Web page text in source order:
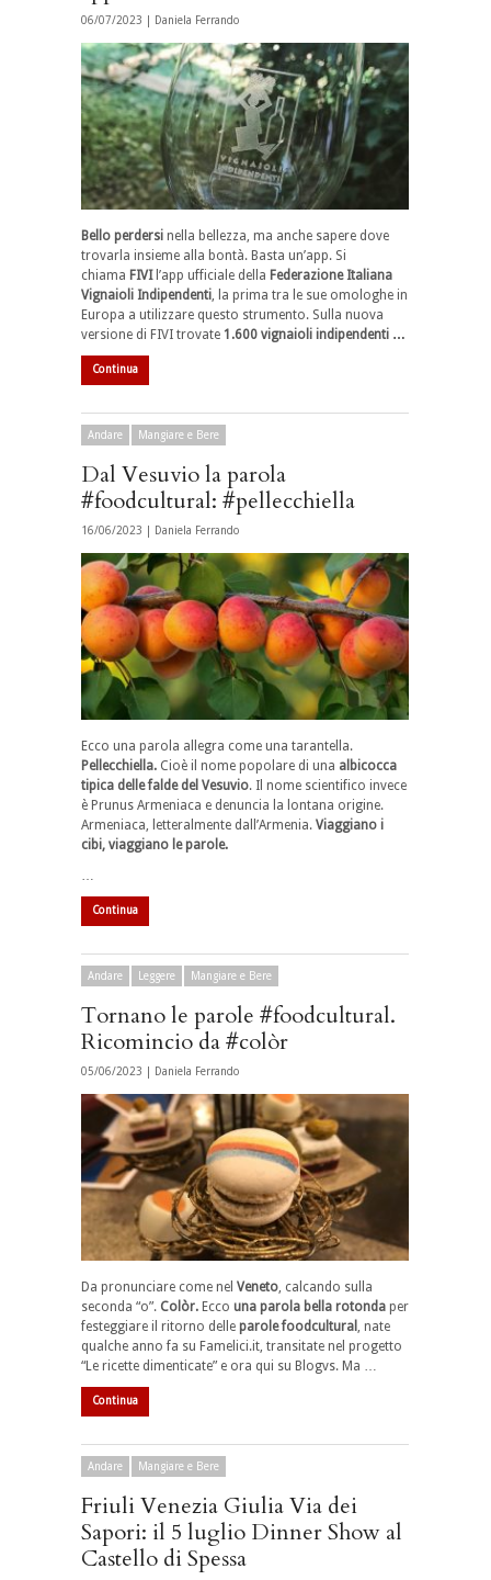
06/07/2023 | Daniela Ferrando
Bello perdersi nella bellezza, ma anche sapere dove
trovarla insieme alla bontà. Basta un’app. Si
chiama FIVIl’app ufficiale della Federazione Italiana
Vignaioli Indipendenti, la prima tra le sue omologhe in
Europa a utilizzare questo strumento. Sulla nuova
versione di FIVI trovate 1.600 vignaioli indipendenti …
Continua
Andare Mangiare e Bere
Dal Vesuvio la parola
#foodcultural: #pellecchiella
16/06/2023 | Daniela Ferrando
Ecco una parola allegra come una tarantella.
Pellecchiella. Cioè il nome popolare di una albicocca
tipica delle falde del Vesuvio. Il nome scientifico invece
è Prunus Armeniaca e denuncia la lontana origine.
Armeniaca, letteralmente dall’Armenia. Viaggiano i
cibi, viaggiano le parole.
…
Continua
Andare Leggere Mangiare e Bere
Tornano le parole #foodcultural.
Ricomincio da #colòr
05/06/2023 | Daniela Ferrando
Da pronunciare come nel Veneto, calcando sulla
seconda “o”. Colòr. Ecco una parola bella rotonda per
festeggiare il ritorno delle parole foodcultural , nate
qualche anno fa su Famelici.it, transitate nel progetto
“Le ricette dimenticate” e ora qui su Blogvs. Ma …
Continua
Andare Mangiare e Bere
Friuli Venezia Giulia Via dei
Sapori: il 5 luglio Dinner Show al
Castello di Spessa